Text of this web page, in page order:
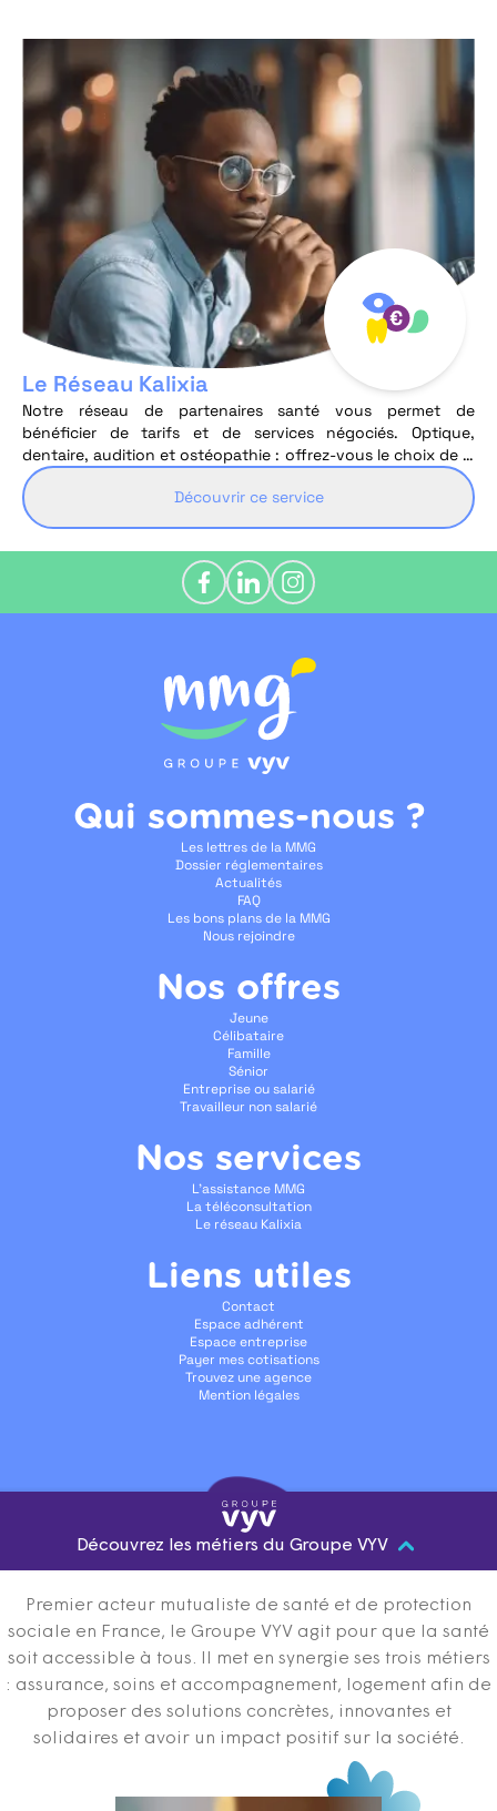
Le Réseau Kalixia
Notre réseau de partenaires santé vous permet de
bénéficier de tarifs et de services négociés. Optique,
dentaire, audition et ostéopathie : offrez-vous le choix de la
simplicité et de l'économie avec Kalixia.
Découvrir ce service
Qui sommes-nous ?
Les lettres de la MMG
Dossier réglementaires
Actualités
FAQ
Les bons plans de la MMG
Nous rejoindre
Nos offres
Jeune
Célibataire
Famille
Sénior
Entreprise ou salarié
Travailleur non salarié
Nos services
L'assistance MMG
La téléconsultation
Le réseau Kalixia
Liens utiles
Contact
Espace adhérent
Espace entreprise
Payer mes cotisations
Trouvez une agence
Mention légales
Découvrez les métiers du Groupe VYV
Premier acteur mutualiste de santé et de protection
sociale en France, le Groupe VYV agit pour que la santé
soit accessible à tous. Il met en synergie ses trois métiers
: assurance, soins et accompagnement, logement afin de
proposer des solutions concrètes, innovantes et
solidaires et avoir un impact positif sur la société.